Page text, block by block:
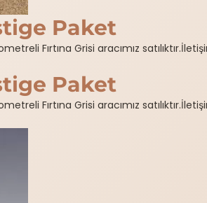
Paket
Fırtına Grisi aracımız
Paket
Fırtına Grisi aracımız